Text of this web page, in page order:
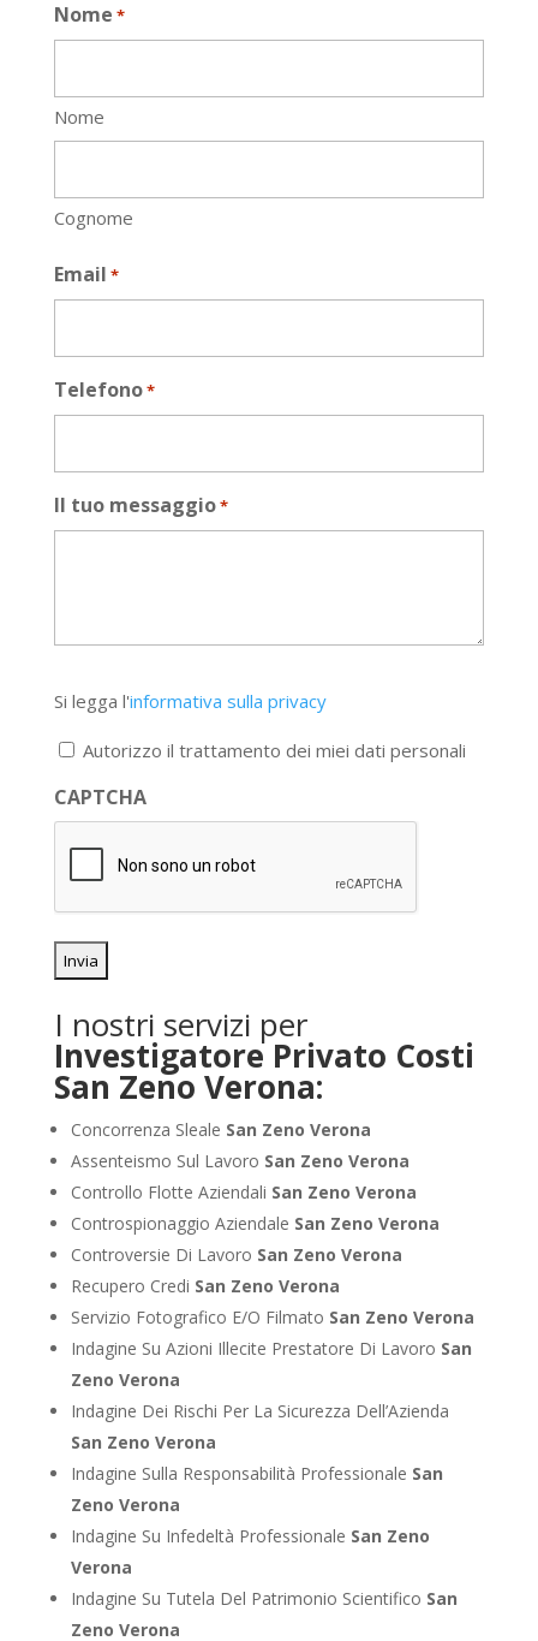
Nome *
Nome
Cognome
Email *
Telefono*
Il tuo messaggio*
legga
l'informativa
privacy
*
Si legga l'informativa sulla privacy
Autorizzo il trattamento dei miei dati personali
CAPTCHA
I nostri servizi per
Investigatore Privato Costi
San Zeno Verona:
Concorrenza Sleale San Zeno Verona
Assenteismo Sul Lavoro San Zeno Verona
Controllo Flotte Aziendali San Zeno Verona
Controspionaggio Aziendale San Zeno Verona
Controversie Di Lavoro San Zeno Verona
Recupero Credi San Zeno Verona
Servizio Fotografico E/O Filmato San Zeno Verona
Indagine Su Azioni Illecite Prestatore Di Lavoro San
Zeno Verona
Indagine Dei Rischi Per La Sicurezza Dell’Azienda
San Zeno Verona
Indagine Sulla Responsabilità Professionale San
Zeno Verona
Indagine Su Infedeltà Professionale San Zeno
Verona
Indagine Su Tutela Del Patrimonio Scientifico San
Zeno Verona